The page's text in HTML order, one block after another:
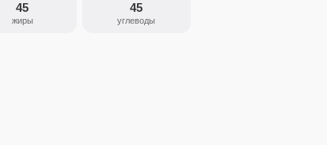
45
жиры
45
углеводы